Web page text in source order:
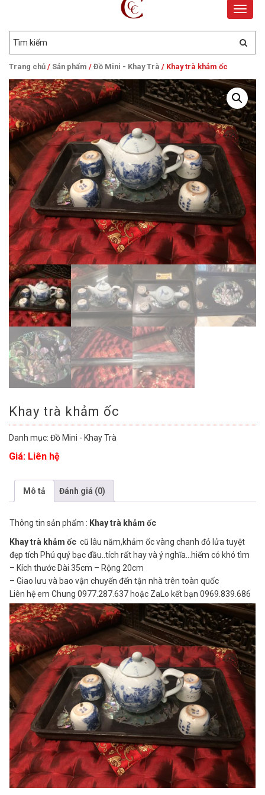
Toggle
Trang chủ / Sản phẩm / Đồ Mini - Khay Trà / Khay trà khảm ốc
Khay trà khảm ốc
Danh mục: Đồ Mini - Khay Trà
Giá: Liên hệ
Mô tả Đánh giá (0)
Thông tin sản phẩm : Khay trà khảm ốc
Khay trà khảm ốc cũ lâu năm,khảm ốc vàng chanh đỏ lửa tuyệt
đẹp tích Phú quý bạc đầu..tích rất hay và ý nghĩa…hiếm có khó tìm
– Kích thước Dài 35cm – Rộng 20cm
– Giao lưu và bao vận chuyển đến tận nhà trên toàn quốc
Liên hệ em Chung 0977.287.637 hoặc ZaLo kết bạn 0969.839.686